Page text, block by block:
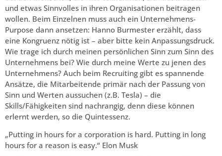
und etwas Sinnvolles in ihren Organisationen beitragen
wollen. Beim Einzelnen muss auch ein Unternehmens-
Purpose dann ansetzen: Hanno Burmester erzählt, dass
eine Kongruenz nötig ist – aber bitte kein Anpassungsdruck.
Wie trage ich durch meinen persönlichen Sinn zum Sinn des
Unternehmens bei? Wie durch meine Werte zu jenen des
Unternehmens? Auch beim Recruiting gibt es spannende
Ansätze, die Mitarbeitende primär nach der Passung von
Sinn und Werten aussuchen (z.B. Tesla) – die
Skills/Fähigkeiten sind nachrangig, denn diese können
erlernt werden, so die Quintessenz.
„Putting in hours for a corporation is hard. Putting in long
hours for a reason is easy.“ Elon Musk